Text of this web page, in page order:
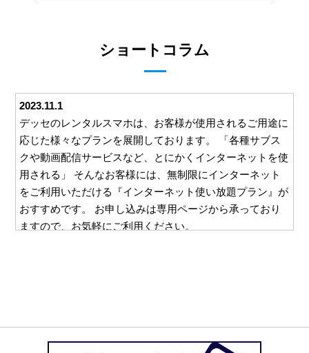
ショートコラム
2023.11.1
デッセのレンタルスマホは、お客様が使用されるご用途に
応じた様々なプランを展開しております。 「各種サブス
クや動画配信サービスなど、とにかくインターネットを使
用される」 そんなお客様には、無制限にインターネット
をご利用いただける『インターネット使い放題プラン』が
おすすめです。 お申し込みは専用ページから承っており
ますので、お気軽にご利用ください。
にお送りすることは一切ございません。 お客様と直接や
り取りのできるメールやお電話でのご請求となりますの